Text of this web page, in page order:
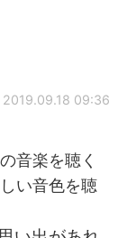
2019.09.18 09:36
音楽を聴く
い音色を聴